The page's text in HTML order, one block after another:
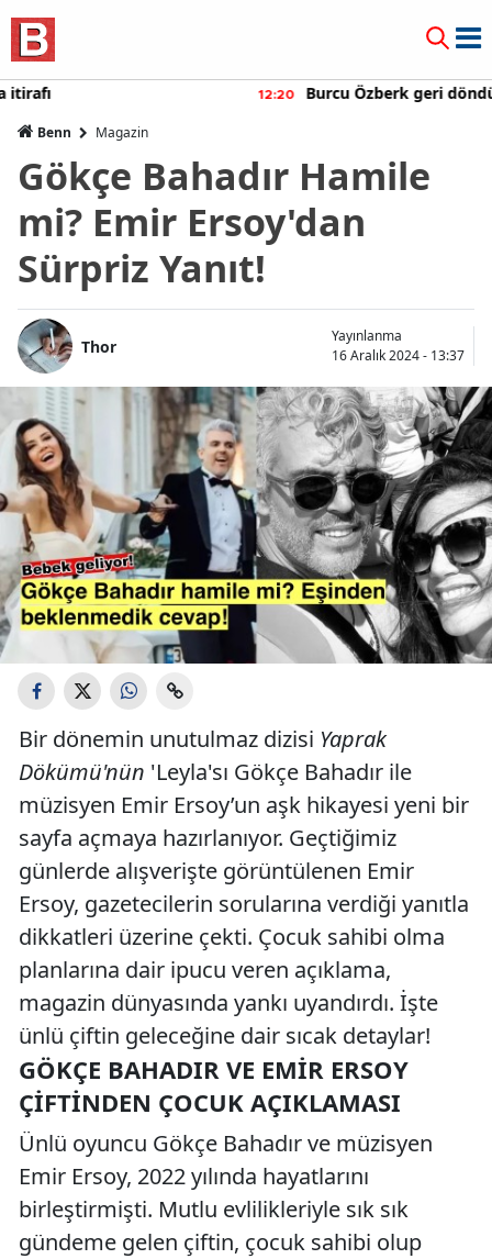
12:20
Benn Magazin
Gökçe Bahadır Hamile
mi? Emir Ersoy'dan
Sürpriz Yanıt!
Thor
Yayınlanma
16 Aralık 2024 - 13:37
Bir dönemin unutulmaz dizisi Yaprak
Dökümü'nün 'Leyla'sı Gökçe Bahadır ile
müzisyen Emir Ersoy’un aşk hikayesi yeni bir
sayfa açmaya hazırlanıyor. Geçtiğimiz
günlerde alışverişte görüntülenen Emir
Ersoy, gazetecilerin sorularına verdiği yanıtla
dikkatleri üzerine çekti. Çocuk sahibi olma
planlarına dair ipucu veren açıklama,
magazin dünyasında yankı uyandırdı. İşte
ünlü çiftin geleceğine dair sıcak detaylar!
GÖKÇE BAHADIR VE EMIR ERSOY
ÇIFTINDEN ÇOCUK AÇIKLAMASI
Ünlü oyuncu Gökçe Bahadır ve müzisyen
Emir Ersoy, 2022 yılında hayatlarını
birleştirmişti. Mutlu evlilikleriyle sık sık
gündeme gelen çiftin, çocuk sahibi olup